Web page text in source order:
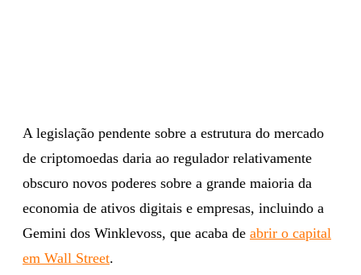
A legislação pendente sobre a estrutura do mercado
de criptomoedas daria ao regulador relativamente
obscuro novos poderes sobre a grande maioria da
economia de ativos digitais e empresas, incluindo a
Gemini dos Winklevoss, que acaba de abrir o capital
em Wall Street.